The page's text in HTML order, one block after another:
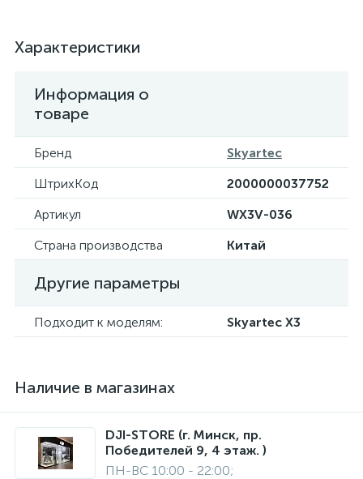
Характеристики
Информация о
товаре
Бренд
Skyartec
ШтрихКод
2000000037752
Артикул
WX3V-036
Страна производства
Китай
Другие параметры
Подходит к моделям: Skyartec X3
Наличие в магазинах
DJI-STORE (г. Минск, пр.
Победителей 9, 4 этаж. )
ПН-ВС 10:00 - 22:00;